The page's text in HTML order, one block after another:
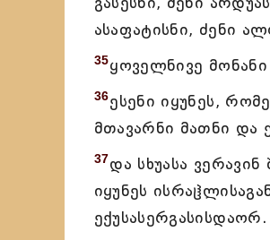
ასაფატისნი, ძენი
35ყოველნივე
36ესენი იყუნეს,
მთავარნი მათნი
37და სხუასა
იყუნეს
ექუსასერგასისდაორ.